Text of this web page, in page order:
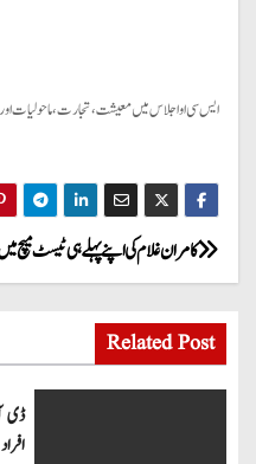
ایس سی او اجلاس میں معیشت، تجارت، ماحولیات اور
P
o
s
کامران غلام کی اپنے پہلے ہی ٹیسٹ میچ
Related Post
ڈی